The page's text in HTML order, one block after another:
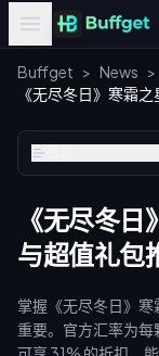
Buffget > News >
《无尽冬日》寒霜
《无尽冬
与超值礼包
掌握《无尽冬日》寒
重要。官方汇率为